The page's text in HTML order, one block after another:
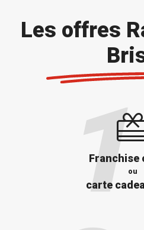
Les offres
Franchise
ou
carte